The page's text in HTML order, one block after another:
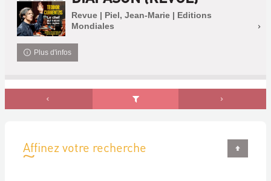
Revue | Piel, Jean-Marie | Editions
Mondiales
Plus d'infos
Affinez votre recherche